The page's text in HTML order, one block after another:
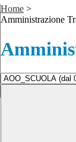
Home >
Amministrazione